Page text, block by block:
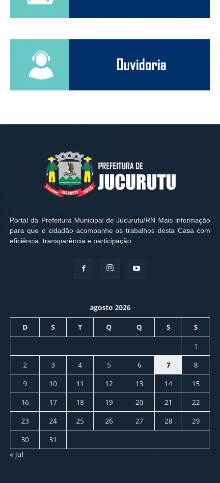
Portal da Prefeitura Municipal de Jucurutu/RN Mais informação
para que o cidadão acompanhe os trabalhos desta Casa com
eficiência, transparência e participação.
agosto 2026
D S T Q Q S S
1
2
3 4 5 6 7
8
9
10 11 12 13 14
15
16
17 18 19 20 21
22
23
24 25 26 27 28
29
30
31
« jul